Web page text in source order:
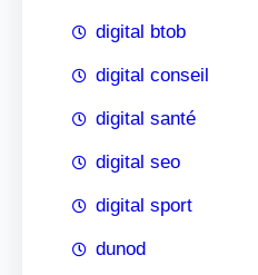
digital btob
digital conseil
digital santé
digital seo
digital sport
dunod